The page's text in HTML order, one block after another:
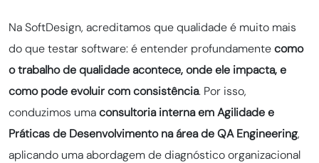
Na SoftDesign, acreditamos que qualidade é muito mais
do que testar software: é entender profundamentecomo
o trabalho de qualidade acontece, onde ele impacta, e
como pode evoluir com consistência. Por isso,
conduzimos umaconsultoria interna em Agilidade e
Práticas de Desenvolvimento na área de QA Engineering,
aplicando uma abordagem de diagnóstico organizacional